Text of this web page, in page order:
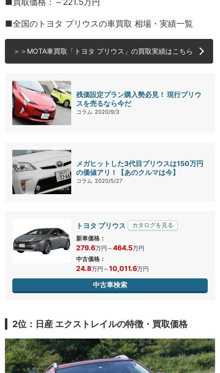
■買取価格：～221.5万円
■全国のトヨタ プリウスの車買取 相場・実績一覧
＞＞MOTA車買取「トヨタ プリウス」の買取実績はこちら
残価設定プラン購入勢必見！ 現行プリウ
スを売るなら今だ
コラム 2020/9/3
メガヒットした3代目プリウスは150万円
の価値アリ！【あのクルマは今】
コラム 2020/5/27
トヨタ プリウス
カタログを見る
新車価格：
279.6万円 ～464.5万円
中古価格：
24.8万円 ～10,011.6万円
中古車検索
2位：日産 エクストレイルの特徴・買取価格